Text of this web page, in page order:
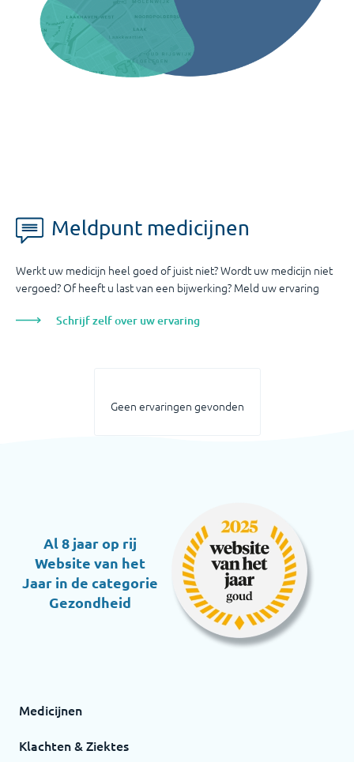
Meldpunt medicijnen
Werkt uw medicijn heel goed of juist niet? Wordt uw medicijn niet
vergoed? Of heeft u last van een bijwerking? Meld uw ervaring
Schrijf zelf over uw ervaring
Geen ervaringen gevonden
Al 8 jaar op rij
Website van het
Jaar in de categorie
Gezondheid
Medicijnen
Klachten & Ziektes